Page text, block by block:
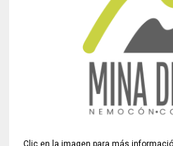
Clic en la imagen para más